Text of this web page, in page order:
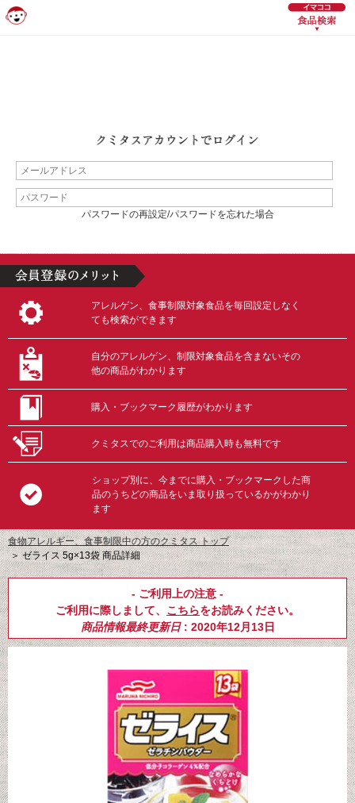
パスワードの再設定/パスワードを忘れた場合
アレルゲン、食事制限対象食品を毎回設定しなく
ても検索ができます
自分のアレルゲン、制限対象食品を含まないその
他の商品がわかります
購入・ブックマーク履歴がわかります
クミタスでのご利用は商品購入時も無料です
ショップ別に、今までに購入・ブックマークした商
品のうちどの商品をいま取り扱っているかがわかり
ます
食物アレルギー、食事制限中の方のクミタス トップ
＞ゼライス 5g×13袋 商品詳細
- ご利用上の注意 -
ご利用に際しまして、 こちらをお読みください。
商品情報最終更新日: 2020年12月13日